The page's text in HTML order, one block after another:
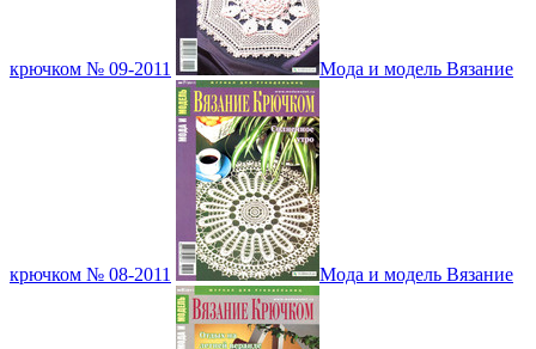
крючком № 09-2011 Мода и модель Вязание
крючком № 08-2011 Мода и модель Вязание